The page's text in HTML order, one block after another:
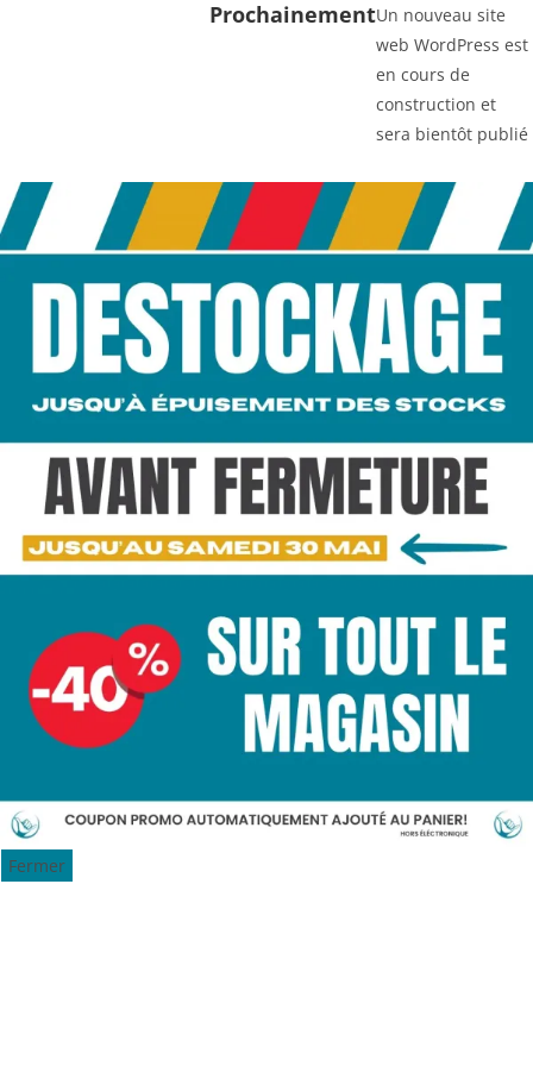
ProchainementUn nouveau site
web WordPress est
en cours de
construction et
sera bientôt publié
Fermer